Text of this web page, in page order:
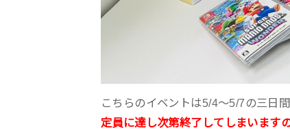
こちらのイベントは5/4〜5/7の三日間
定員に達し次第終了してしまいます